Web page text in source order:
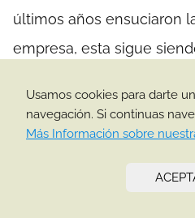
últimos años ensuciaron
empresa, esta sigue
mundo, y con respecto a
Kaspersky Antivirus, no
uno de los
antivirus de la actualidad.
Usamos cookies para darte
navegación. Si continuas
Más Información sobre